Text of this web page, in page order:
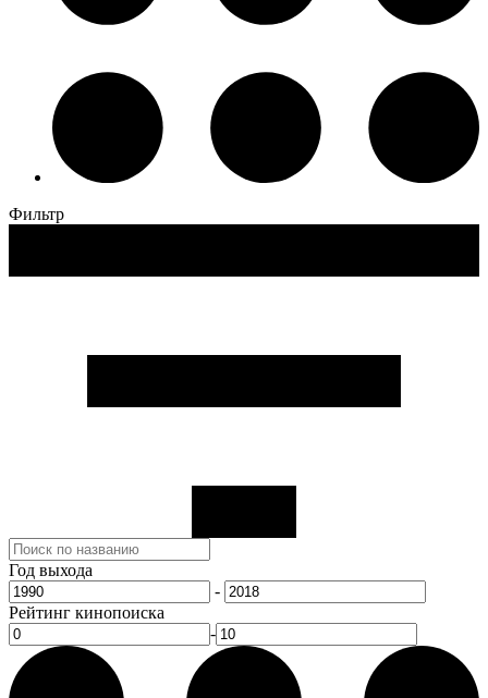
Фильтр
Год выхода
-
Рейтинг кинопоиска
-